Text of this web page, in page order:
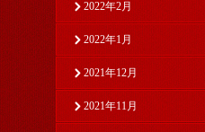
2022年2月
2022年1月
2021年12月
2021年11月